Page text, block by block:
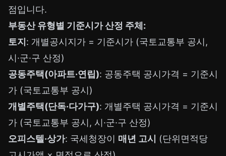
점입니다.
부동산 유형별 기준시가 산정 주체:
토지 : 개별공시지가 = 기준시가 (국토교통부 공시,
시·군·구 산정)
공동주택(아파트·연립): 공동주택 공시가격 = 기준시
가 (국토교통부 공시)
개별주택(단독·다가구): 개별주택 공시가격 = 기준시
가 (국토교통부 공시, 시·군·구 산정)
오피스텔·상가: 국세청장이 매년 고시
(단위면적당